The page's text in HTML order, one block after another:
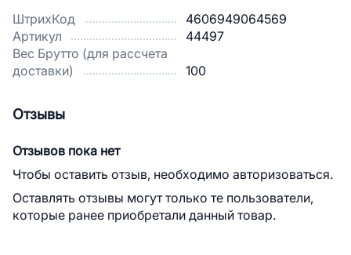
ШтрихКод
4606949064569
Артикул
44497
Вес Брутто (для рассчета
доставки)
100
Отзывы
Отзывов пока нет
Чтобы оставить отзыв, необходимо авторизоваться.
Оставлять отзывы могут только те пользователи,
которые ранее приобретали данный товар.